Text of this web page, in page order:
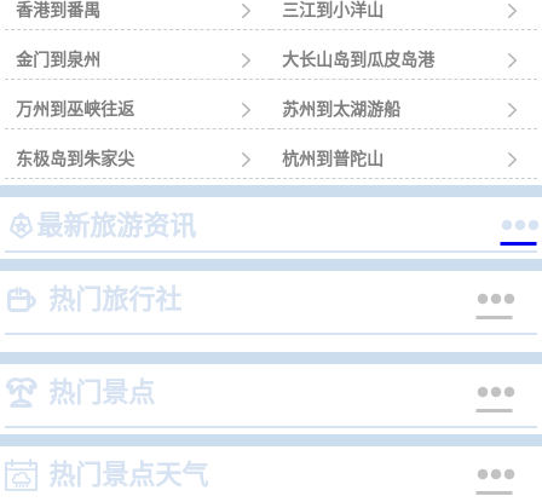
香港到番禺  三江到小洋山 
金门到泉州  大长山岛到瓜皮岛港 
万州到巫峡往返  苏州到太湖游船 
东极岛到朱家尖  杭州到普陀山 
最新旅游资讯 
 热门旅行社 
 热门景点 
 热门景点天气 